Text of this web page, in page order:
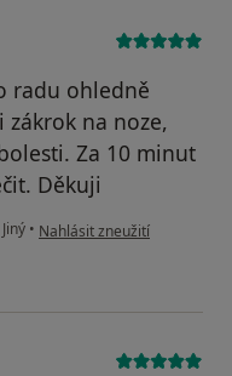
radu ohledně
zákrok na noze,
Za 10 minut
Děkuji
Jiný • podle názoru uživatele L
Nahlásit zneužití